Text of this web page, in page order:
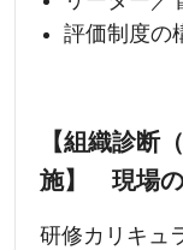
評価制度の
【組織診断
施】 現場の
研修カリキュ